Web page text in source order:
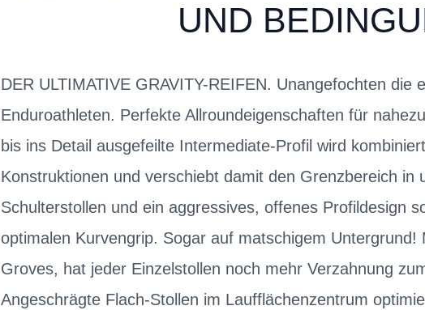
UND
DER ULTIMATIVE GRAVITY-REIFEN. Unangefochten die
Enduroathleten. Perfekte Allroundeigenschaften für
bis ins Detail ausgefeilte Intermediate-Profil wird
Konstruktionen und verschiebt damit den Grenzbereich in
Schulterstollen und ein aggressives, offenes Profildesign
optimalen Kurvengrip. Sogar auf matschigem
Groves, hat jeder Einzelstollen noch mehr Verzahnung
Angeschrägte Flach-Stollen im Laufflächenzentrum